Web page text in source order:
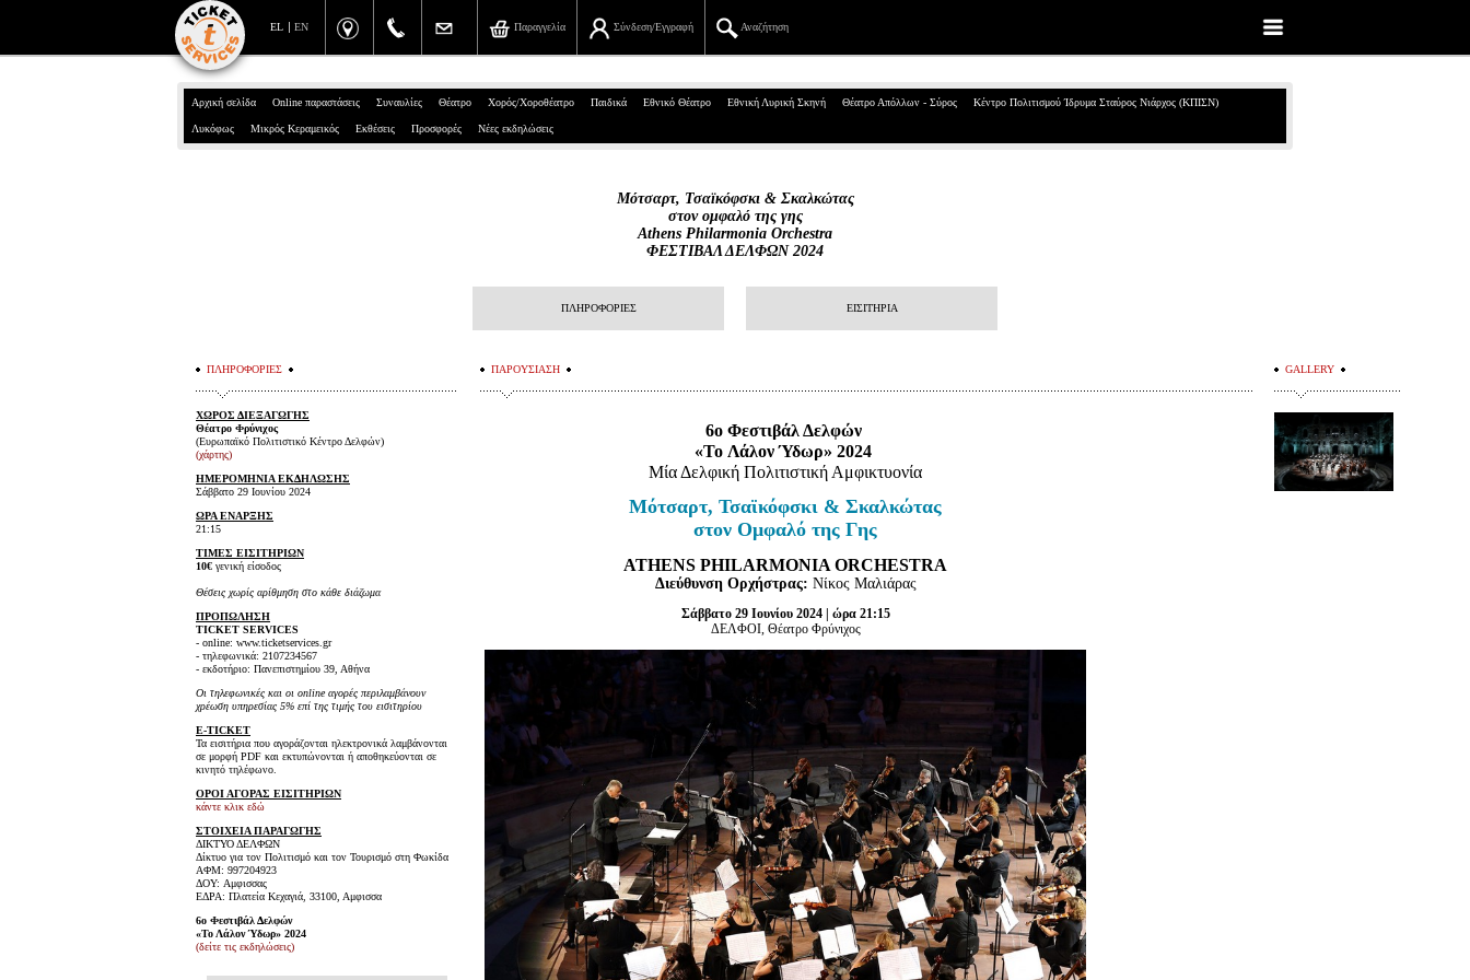
EN
EL Αναζήτηση
Σύνδεση/Εγγραφή
Παραγγελία
Πανεπιστημίου 39, Αθήνα
Αναζήτηση
Πληροφορίες
Αρχική σελίδα Online παραστάσεις Συναυλίες Θέατρο Χορός/Χοροθέατρο Παιδικά Εθνικό Θέατρο Εθνική Λυρική Σκηνή Θέατρο Απόλλων - Σύρος Κέντρο Πολιτισμού Ίδρυμα Σταύρος Νιάρχος (ΚΠΙΣΝ)
Λυκόφως Μικρός Κεραμεικός Εκθέσεις Προσφορές Νέες εκδηλώσεις
Μότσαρτ, Τσαϊκόφσκι & Σκαλκώτας
στον ομφαλό της γης
Athens Philarmonia Orchestra
ΦΕΣΤΙΒΑΛ ΔΕΛΦΩΝ 2024
ΠΛΗΡΟΦΟΡΙΕΣ ΕΙΣΙΤΗΡΙΑ
ΠΑΡΟΥΣΙΑΣΗ
6ο Φεστιβάλ Δελφών
«Το Λάλον Ύδωρ» 2024
Μία Δελφική Πολιτιστική Αμφικτυονία
Μότσαρτ, Τσαϊκόφσκι & Σκαλκώτας
στον Ομφαλό της Γης
ATHENS PHILARMONIA ORCHESTRA
Διεύθυνση Ορχήστρας: Νίκος Μαλιάρας
Σάββατο 29 Ιουνίου 2024 | ώρα 21:15
ΔΕΛΦΟΙ, Θέατρο Φρύνιχος
ΠΛΗΡΟΦΟΡΙΕΣ
ΧΩΡΟΣ ΔΙΕΞΑΓΩΓΗΣ
Θέατρο Φρύνιχος
(Ευρωπαϊκό Πολιτιστικό Κέντρο Δελφών)
(χάρτης)
ΗΜΕΡΟΜΗΝΙΑ ΕΚΔΗΛΩΣΗΣ
Σάββατο 29 Ιουνίου 2024
ΩΡΑ ΕΝΑΡΞΗΣ
21:15
ΤΙΜΕΣ ΕΙΣΙΤΗΡΙΩΝ
10€ γενική είσοδος
Θέσεις χωρίς αρίθμηση στο κάθε διάζωμα
ΠΡΟΠΩΛΗΣΗ
TICKET SERVICES
- online: www.ticketservices.gr
- τηλεφωνικά: 2107234567
- εκδοτήριο: Πανεπιστημίου 39, Αθήνα
Οι τηλεφωνικές και οι online αγορές περιλαμβάνουν
χρέωση υπηρεσίας 5% επί της τιμής του εισιτηρίου
E-TICKET
Τα εισιτήρια που αγοράζονται ηλεκτρονικά λαμβάνονται
σε μορφή PDF και εκτυπώνονται ή αποθηκεύονται σε
κινητό τηλέφωνο.
ΟΡΟΙ ΑΓΟΡΑΣ ΕΙΣΙΤΗΡΙΩΝ
κάντε κλικ εδώ
ΣΤΟΙΧΕΙΑ ΠΑΡΑΓΩΓΗΣ
ΔΙΚΤΥΟ ΔΕΛΦΩΝ
Δίκτυο για τον Πολιτισμό και τον Τουρισμό στη Φωκίδα
ΑΦΜ: 997204923
ΔΟΥ: Aμφισσας
ΕΔΡΑ: Πλατεία Κεχαγιά, 33100, Αμφισσα
6ο Φεστιβάλ Δελφών
«Το Λάλον Ύδωρ» 2024
(δείτε τις εκδηλώσεις)
GALLERY